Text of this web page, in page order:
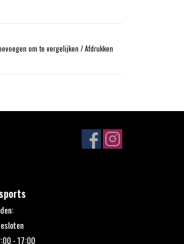
om te vergelijken /Afdrukken
- 17:00